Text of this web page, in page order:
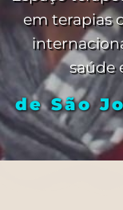
em terapias
saúde
de São